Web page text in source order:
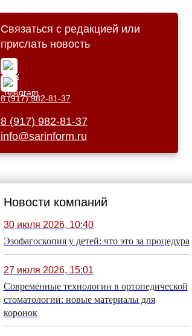
Связаться с редакцией или
прислать новость
8 (917) 982-81-37
8 (917) 982-81-37
info@sarinform.ru
Новости компаний
30 июля 2026, 10:40
Эзофагоскопия у детей: что это за процедура
27 июля 2026, 15:01
Современные технологии в ортопедической
стоматологии: новые материалы для
коронок